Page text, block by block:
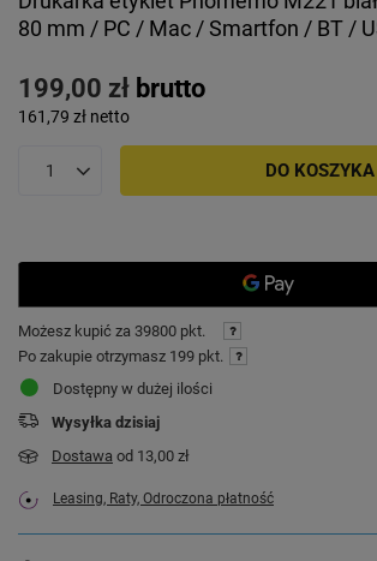
80 mm / PC / Mac / Smartfon / BT /
199,00 zł brutto
161,79 zł netto
DO KOSZYKA
Możesz kupić za 39800 pkt.
Po zakupie otrzymasz 199 pkt.
Dostępny w dużej ilości
Wysyłka dzisiaj
Dostawa od 13,00 zł
Leasing, Raty, Odroczona płatność